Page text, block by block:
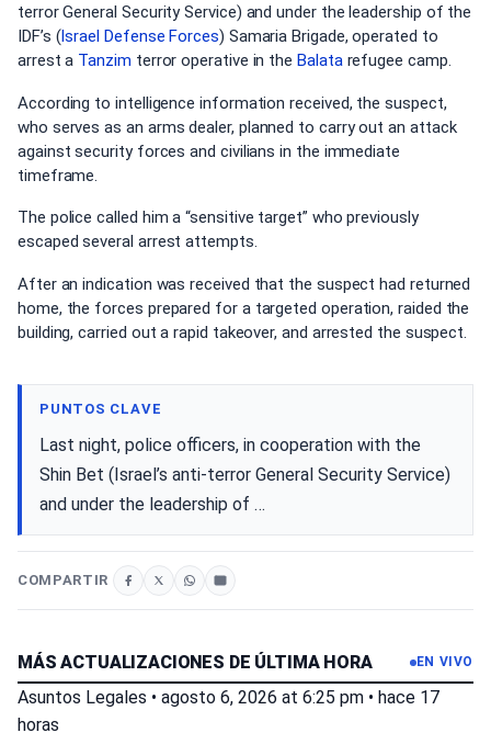
terror General Security Service) and under the leadership of the
IDF’s (Israel Defense Forces) Samaria Brigade, operated to
arrest a Tanzim terror operative in theBalatarefugee camp.
According to intelligence information received, the suspect,
who serves as an arms dealer, planned to carry out an attack
against security forces and civilians in the immediate
timeframe.
The police called him a “sensitive target” who previously
escaped several arrest attempts.
After an indication was received that the suspect had returned
home, the forces prepared for a targeted operation, raided the
building, carried out a rapid takeover, and arrested the suspect.
PUNTOS CLAVE
Last night, police officers, in cooperation with the
Shin Bet (Israel’s anti-terror General Security Service)
and under the leadership of …
COMPARTIR
MÁS ACTUALIZACIONES DE ÚLTIMA HORA EN VIVO
Asuntos Legales • agosto 6, 2026 at 6:25 pm • hace 17
horas